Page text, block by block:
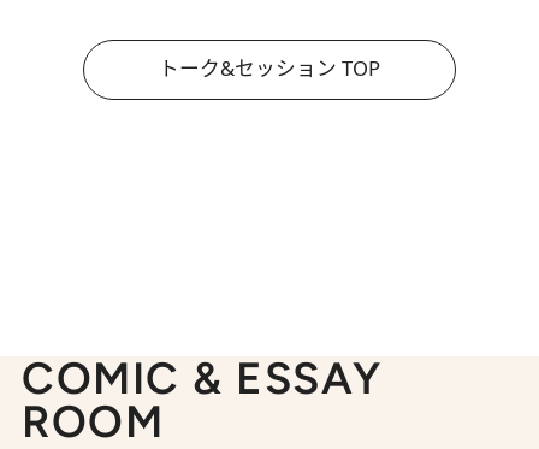
トーク&セッション TOP
COMIC & ESSAY
ROOM